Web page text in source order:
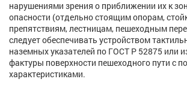
нарушениями зрения о приближении их к
опасности (отдельно стоящим опорам,
препятствиям, лестницам, пешеходным
следует обеспечивать устройством
наземных указателей по ГОСТ Р 52875 или
фактуры поверхности пешеходного пути с
характеристиками.